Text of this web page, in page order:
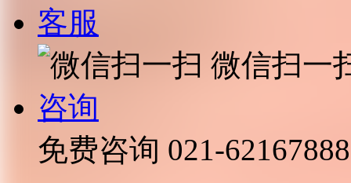
客服
微信扫一
咨询
免费咨询 021-62167888